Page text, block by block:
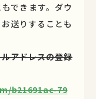
できます。ダウ
送りすることも
アドレスの登録
b21691ac-79